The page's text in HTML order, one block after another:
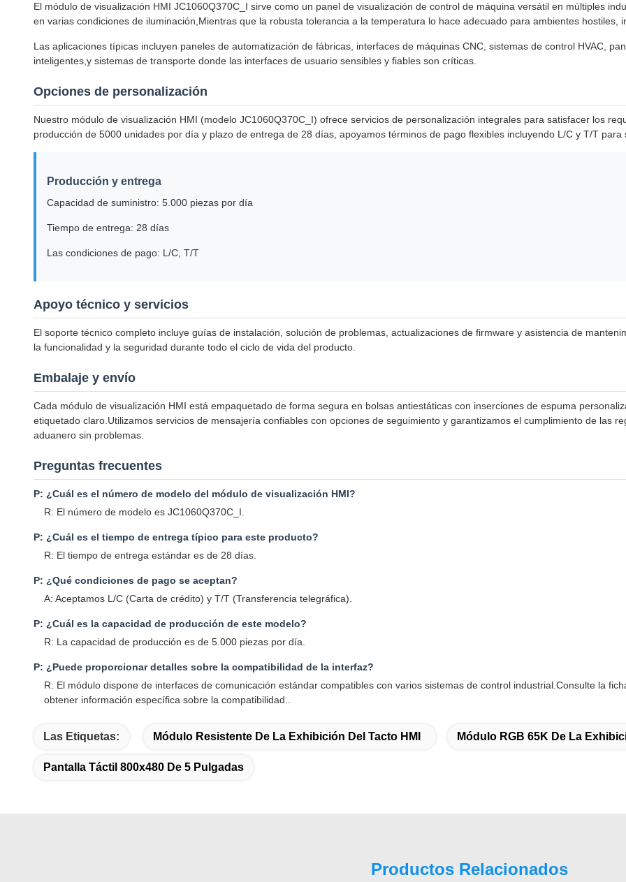
El módulo de visualización HMI JC1060Q370C_I sirve como un panel de visualización de control de máquina versátil en múltiples
en varias condiciones de iluminación,Mientras que la robusta tolerancia a la temperatura lo hace adecuado para ambientes hostiles,
Las aplicaciones típicas incluyen paneles de automatización de fábricas, interfaces de máquinas CNC, sistemas de control HVAC,
inteligentes,y sistemas de transporte donde las interfaces de usuario sensibles y fiables son críticas.
Opciones de personalización
Nuestro módulo de visualización HMI (modelo JC1060Q370C_I) ofrece servicios de personalización integrales para satisfacer los
producción de 5000 unidades por día y plazo de entrega de 28 días, apoyamos términos de pago flexibles incluyendo L/C y T/T para
Producción y entrega
Capacidad de suministro: 5.000 piezas por día
Tiempo de entrega: 28 días
Las condiciones de pago: L/C, T/T
Apoyo técnico y servicios
El soporte técnico completo incluye guías de instalación, solución de problemas, actualizaciones de firmware y asistencia de
la funcionalidad y la seguridad durante todo el ciclo de vida del producto.
Embalaje y envío
Cada módulo de visualización HMI está empaquetado de forma segura en bolsas antiestáticas con inserciones de espuma
etiquetado claro.Utilizamos servicios de mensajería confiables con opciones de seguimiento y garantizamos el cumplimiento de las
aduanero sin problemas.
Preguntas frecuentes
P: ¿Cuál es el número de modelo del módulo de visualización HMI?
R: El número de modelo es JC1060Q370C_I.
P: ¿Cuál es el tiempo de entrega típico para este producto?
R: El tiempo de entrega estándar es de 28 días.
P: ¿Qué condiciones de pago se aceptan?
A: Aceptamos L/C (Carta de crédito) y T/T (Transferencia telegráfica).
P: ¿Cuál es la capacidad de producción de este modelo?
R: La capacidad de producción es de 5.000 piezas por día.
P: ¿Puede proporcionar detalles sobre la compatibilidad de la interfaz?
R: El módulo dispone de interfaces de comunicación estándar compatibles con varios sistemas de control industrial.Consulte la
obtener información específica sobre la compatibilidad..
Las Etiquetas: Módulo Resistente De La Exhibición Del Tacto HMI Módulo RGB 65K De La
Pantalla Táctil 800x480 De 5 Pulgadas
Productos Relacionados